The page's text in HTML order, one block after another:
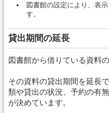
図書館の設定により、表
す。
貸出期間の延長
図書館から借りている資料
その資料の貸出期間を延長
類や貸出の状況、予約の有
が決めています。